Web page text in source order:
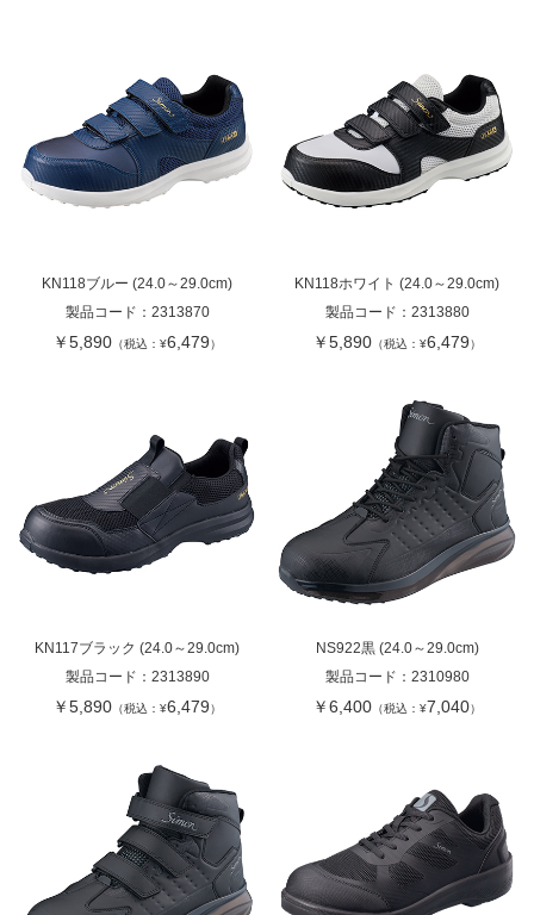
KN118ブルー (24.0～29.0cm)
製品コード： 2313870
￥5,890 （税込：¥6,479）
KN118ホワイト (24.0～29.0cm)
製品コード： 2313880
￥5,890 （税込：¥6,479）
KN117ブラック (24.0～29.0cm)
製品コード： 2313890
￥5,890 （税込：¥6,479）
NS922黒 (24.0～29.0cm)
製品コード： 2310980
￥6,400 （税込：¥7,040）